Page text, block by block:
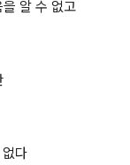
알 수 없고
다